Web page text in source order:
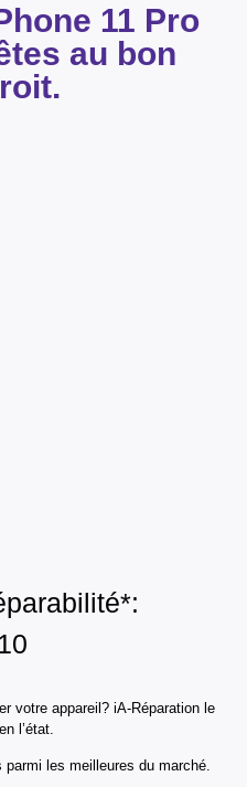
11 Pro
au bon
votre appareil? iA-Réparation le
l’état.
les meilleures du marché.